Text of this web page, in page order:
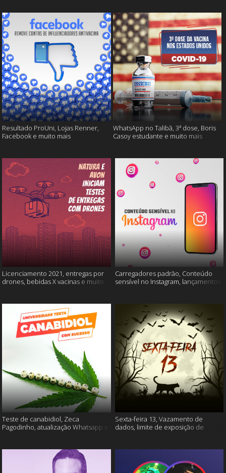
Resultado ProUni, Lojas Renner,
Facebook e muito mais
WhatsApp no Talibã, 3ª dose, Boris
Casoy estudante e muito mais
Licenciamento 2021, entregas por
drones, bebidas X vacinas e muito
Carregadores padrão, Conteúdo
sensível no Instagram, lançamentos
Teste de canabidiol, Zeca
Pagodinho, atualização Whatsapp e
Sexta-feira 13, Vazamento de
dados, limite de exposição de